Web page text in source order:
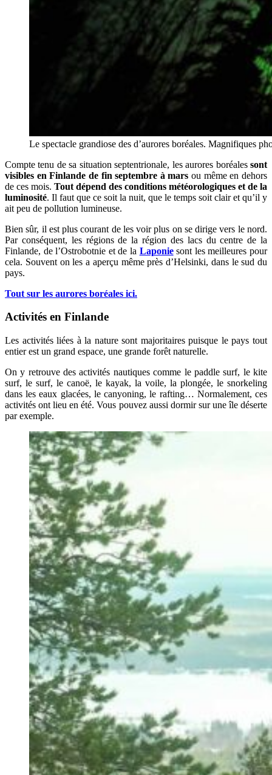
Le spectacle grandiose des d’aurores boréales. Magnifiques
Compte tenu de sa situation septentrionale, les aurores boréales sont
visibles en Finlande de fin septembre à mars ou même en dehors
de ces mois. Tout dépend des conditions météorologiques et de la
luminosité. Il faut que ce soit la nuit, que le temps soit clair et qu’il y
ait peu de pollution lumineuse.
Bien sûr, il est plus courant de les voir plus on se dirige vers le nord.
Par conséquent, les régions de la région des lacs du centre de la
Finlande, de l’Ostrobotnie et de la Laponiesont les meilleures pour
cela. Souvent on les a aperçu même près d’Helsinki, dans le sud du
pays.
Tout sur les aurores boréales ici.
Activités en Finlande
Les activités liées à la nature sont majoritaires puisque le pays tout
entier est un grand espace, une grande forêt naturelle.
On y retrouve des activités nautiques comme le paddle surf, le kite
surf, le surf, le canoë, le kayak, la voile, la plongée, le snorkeling
dans les eaux glacées, le canyoning, le rafting… Normalement, ces
activités ont lieu en été. Vous pouvez aussi dormir sur une île déserte
par exemple.